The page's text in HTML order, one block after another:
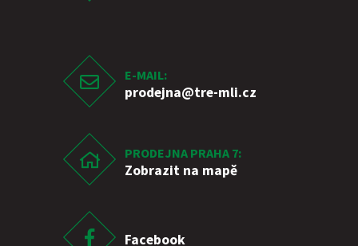
E-MAIL:
prodejna@tre-mli.cz
PRODEJNA PRAHA 7:
Zobrazit na mapě
Facebook